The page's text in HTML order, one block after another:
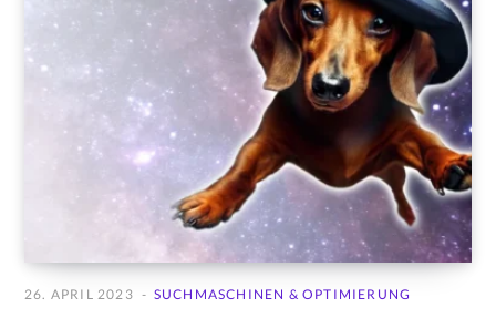
SUCHMASCHINEN & OPTIMIERUNG
26. APRIL 2023